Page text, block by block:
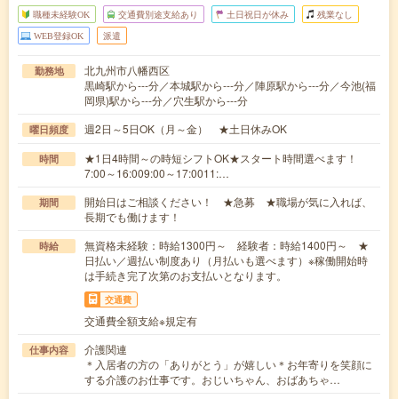
職種未経験OK 交通費別途支給あり 土日祝日が休み 残業なし
WEB登録OK 派遣
勤務地
北九州市八幡西区
黒崎駅から---分／本城駅から---分／陣原駅から---分／今池(福
岡県)駅から---分／穴生駅から---分
曜日頻度 週2日～5日OK（月～金） ★土日休みOK
時間
★1日4時間～の時短シフトOK★スタート時間選べます！
7:00～16:009:00～17:0011:…
期間
開始日はご相談ください！ ★急募 ★職場が気に入れば、
長期でも働けます！
時給
無資格未経験：時給1300円～ 経験者：時給1400円～ ★
日払い／週払い制度あり（月払いも選べます）※稼働開始時
は手続き完了次第のお支払いとなります。
交通費
交通費全額支給※規定有
仕事内容
介護関連
＊入居者の方の「ありがとう」が嬉しい＊お年寄りを笑顔に
する介護のお仕事です。おじいちゃん、おばあちゃ…